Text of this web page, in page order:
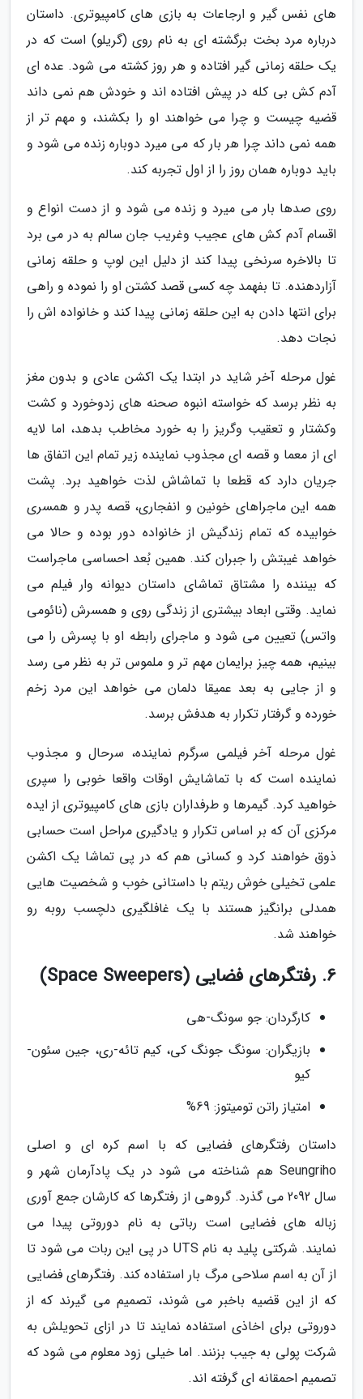
های نفس گیر و ارجاعات به بازی های کامپیوتری. داستان
درباره مرد بخت برگشته ای به نام روی (گریلو) است که در
یک حلقه زمانی گیر افتاده و هر روز کشته می شود. عده ای
آدم کش بی کله در پیش افتاده اند و خودش هم نمی داند
قضیه چیست و چرا می خواهند او را بکشند، و مهم تر از
همه نمی داند چرا هر بار که می میرد دوباره زنده می شود و
باید دوباره همان روز را از اول تجربه کند.
روی صدها بار می میرد و زنده می شود و از دست انواع و
اقسام آدم کش های عجیب وغریب جان سالم به در می برد
تا بالاخره سرنخی پیدا کند از دلیل این لوپ و حلقه زمانی
آزاردهنده. تا بفهمد چه کسی قصد کشتن او را نموده و راهی
برای انتها دادن به این حلقه زمانی پیدا کند و خانواده اش را
نجات دهد.
غول مرحله آخر شاید در ابتدا یک اکشن عادی و بدون مغز
به نظر برسد که خواسته انبوه صحنه های زدوخورد و کشت
وکشتار و تعقیب وگریز را به خورد مخاطب بدهد، اما لایه
ای از معما و قصه ای مجذوب نماینده زیر تمام این اتفاق ها
جریان دارد که قطعا با تماشاش لذت خواهید برد. پشت
همه این ماجراهای خونین و انفجاری، قصه پدر و همسری
خوابیده که تمام زندگیش از خانواده دور بوده و حالا می
خواهد غیبتش را جبران کند. همین بُعد احساسی ماجراست
که بیننده را مشتاق تماشای داستان دیوانه وار فیلم می
نماید. وقتی ابعاد بیشتری از زندگی روی و همسرش (نائومی
واتس) تعیین می شود و ماجرای رابطه او با پسرش را می
بینیم، همه چیز برایمان مهم تر و ملموس تر به نظر می رسد
و از جایی به بعد عمیقا دلمان می خواهد این مرد زخم
خورده و گرفتار تکرار به هدفش برسد.
غول مرحله آخر فیلمی سرگرم نماینده، سرحال و مجذوب
نماینده است که با تماشایش اوقات واقعا خوبی را سپری
خواهید کرد. گیمرها و طرفداران بازی های کامپیوتری از ایده
مرکزی آن که بر اساس تکرار و یادگیری مراحل است حسابی
ذوق خواهند کرد و کسانی هم که در پی تماشا یک اکشن
علمی تخیلی خوش ریتم با داستانی خوب و شخصیت هایی
همدلی برانگیز هستند با یک غافلگیری دلچسب روبه رو
خواهند شد.
6. رفتگرهای فضایی (Space Sweepers)
کارگردان: جو سونگ-هی
بازیگران: سونگ جونگ کی، کیم تائه-ری، جین سئون-
کیو
امتیاز راتن تومیتوز: 69%
داستان رفتگرهای فضایی که با اسم کره ای و اصلی
Seungriho هم شناخته می شود در یک پادآرمان شهر و
سال 2092 می گذرد. گروهی از رفتگرها که کارشان جمع آوری
زباله های فضایی است رباتی به نام دوروتی پیدا می
نمایند. شرکتی پلید به نام UTS در پی این ربات می شود تا
از آن به اسم سلاحی مرگ بار استفاده کند. رفتگرهای فضایی
که از این قضیه باخبر می شوند، تصمیم می گیرند که از
دوروتی برای اخاذی استفاده نمایند تا در ازای تحویلش به
شرکت پولی به جیب بزنند. اما خیلی زود معلوم می شود که
تصمیم احمقانه ای گرفته اند.